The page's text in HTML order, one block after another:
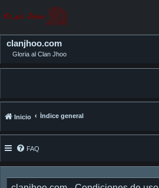
clanjhoo.com
Gloria al Clan Jhoo
Inicio Índice general
FAQ